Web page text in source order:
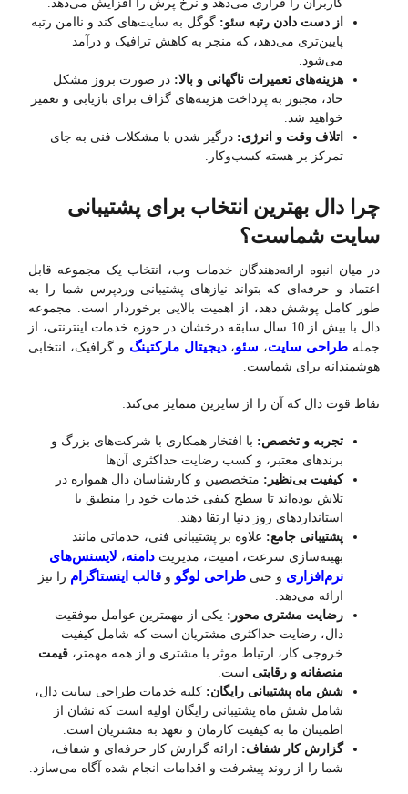
کاربران را فراری می‌دهد و نرخ پرش را افزایش می‌دهد.
از دست دادن رتبه سئو: گوگل به سایت‌های کند و ناامن رتبه
پایین‌تری می‌دهد، که منجر به کاهش ترافیک و درآمد
می‌شود.
هزینه‌های تعمیرات ناگهانی و بالا: در صورت بروز مشکل
حاد، مجبور به پرداخت هزینه‌های گزاف برای بازیابی و تعمیر
خواهید شد.
اتلاف وقت و انرژی: درگیر شدن با مشکلات فنی به جای
تمرکز بر هسته کسب‌وکار.
چرا دال بهترین انتخاب برای پشتیبانی
سایت شماست؟
در میان انبوه ارائه‌دهندگان خدمات وب، انتخاب یک مجموعه قابل
اعتماد و حرفه‌ای که بتواند نیازهای پشتیبانی وردپرس شما را به
طور کامل پوشش دهد، از اهمیت بالایی برخوردار است. مجموعه
دال با بیش از 10 سال سابقه درخشان در حوزه خدمات اینترنتی، از
جملهطراحی سایت، سئو،دیجیتال مارکتینگ و گرافیک، انتخابی
هوشمندانه برای شماست.
نقاط قوت دال که آن را از سایرین متمایز می‌کند:
تجربه و تخصص: با افتخار همکاری با شرکت‌های بزرگ و
برندهای معتبر، و کسب رضایت حداکثری آن‌ها
کیفیت بی‌نظیر: متخصصین و کارشناسان دال همواره در
تلاش بوده‌اند تا سطح کیفی خدمات خود را منطبق با
استانداردهای روز دنیا ارتقا دهند.
پشتیبانی جامع: علاوه بر پشتیبانی فنی، خدماتی مانند
بهینه‌سازی سرعت، امنیت، مدیریتدامنه، لایسنس‌های
نرم‌افزاری و حتیطراحی لوگو وقالب اینستاگرام را نیز
ارائه می‌دهد.
رضایت مشتری محور: یکی از مهمترین عوامل موفقیت
دال، رضایت حداکثری مشتریان است که شامل کیفیت
خروجی کار، ارتباط موثر با مشتری و از همه مهمتر،قیمت
منصفانه و رقابتی است.
شش ماه پشتیبانی رایگان: کلیه خدمات طراحی سایت دال،
شامل شش ماه پشتیبانی رایگان اولیه است که نشان از
اطمینان ما به کیفیت کارمان و تعهد به مشتریان است.
گزارش کار شفاف: ارائه گزارش کار حرفه‌ای و شفاف،
شما را از روند پیشرفت و اقدامات انجام شده آگاه می‌سازد.